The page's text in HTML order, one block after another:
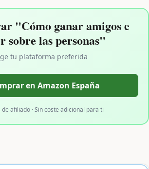
"Cómo ganar amigos e
sobre las personas"
tu plataforma preferida
en Amazon España
de afiliado · Sin coste adicional para ti